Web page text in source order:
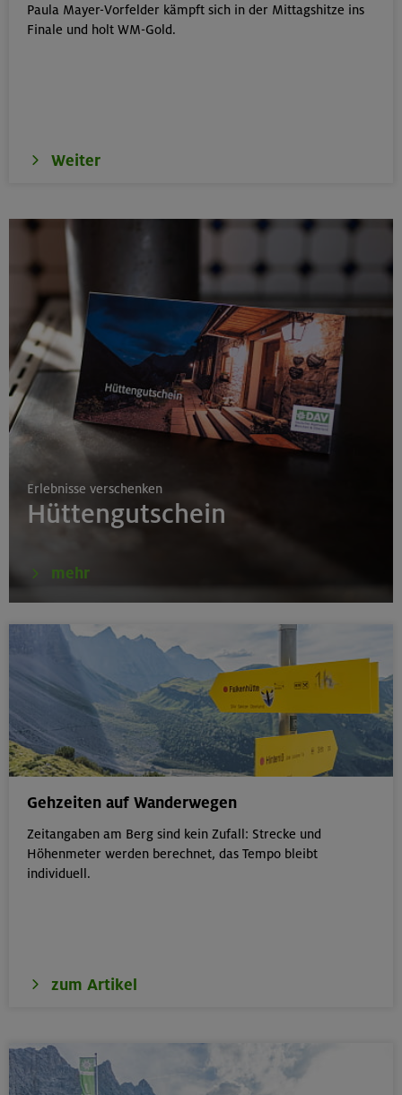
Klettersteige im Herzen von Montafon und Rätikon
(inkl. Ü)
MTB-Tour rund um den Hochgern
Kinderkletterkurs für Anfänger im Altmühltal
Südlicher Frankenjura
17./18./19.08.26
Grundkurs Klettern indoor
München
16.08.26
Karwendel
17.08.26
Klettertreff indoor
München
17.-19.08.26
Schwarzenstein 3369 m und Schönbichler Horn 3133
16.08.26
Bayerische Voralpen (Schlierseer Berge)
Paula Mayer-Vorfelder kämpft sich in der Mittagshitze ins
Finale und holt WM-Gold.
Weiter
Erlebnisse verschenken
Hüttengutschein
mehr
Gehzeiten auf Wanderwegen
Zeitangaben am Berg sind kein Zufall: Strecke und
Höhenmeter werden berechnet, das Tempo bleibt
individuell.
zum Artikel